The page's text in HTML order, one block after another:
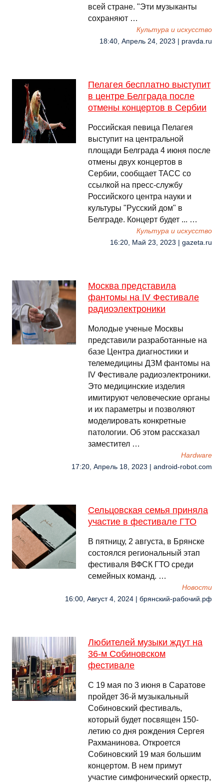
всей стране. "Эти музыканты
сохраняют …
Культура и искусство
18:40, Апрель 24, 2023 | pravda.ru
Пелагея бесплатно выступит
в центре Белграда после
отмены концертов в Сербии
Российская певица Пелагея
выступит на центральной
площади Белграда 4 июня после
отмены двух концертов в
Сербии, сообщает ТАСС со
ссылкой на пресс-службу
Российского центра науки и
культуры "Русский дом" в
Белграде. Концерт будет ... …
Культура и искусство
16:20, Май 23, 2023 | gazeta.ru
Москва представила
фантомы на IV Фестивале
радиоэлектроники
Молодые ученые Москвы
представили разработанные на
базе Центра диагностики и
телемедицины ДЗМ фантомы на
IV Фестивале радиоэлектроники.
Это медицинские изделия
имитируют человеческие органы
и их параметры и позволяют
моделировать конкретные
патологии. Об этом рассказал
заместител …
Hardware
17:20, Апрель 18, 2023 | android-robot.com
Сельцовская семья приняла
участие в фестивале ГТО
В пятницу, 2 августа, в Брянске
состоялся региональный этап
фестиваля ВФСК ГТО среди
семейных команд. …
Новости
16:00, Август 4, 2024 | брянский-рабочий.рф
Любителей музыки ждут на
36-м Собиновском
фестивале
С 19 мая по 3 июня в Саратове
пройдет 36-й музыкальный
Собиновский фестиваль,
который будет посвящен 150-
летию со дня рождения Сергея
Рахманинова. Откроется
Собиновский 19 мая большим
концертом. В нем примут
участие симфонический оркестр,